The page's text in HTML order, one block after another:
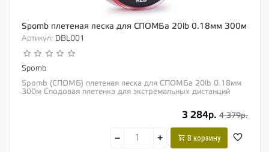
Spomb плетеная леска для СПОМБа 20lb 0.18мм 300м
Артикул: DBL001
Spomb
Spomb (СПОМБ) плетеная леска для СПОМБа 20lb 0.18мм
300м Сподовая плетенка для экстремальных дистанций
3 284р. 4 379р.
− + В корзину